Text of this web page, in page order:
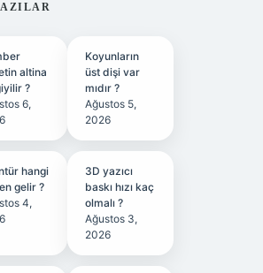
altina
?
6,
Koyunların
üst dişi var
mıdır ?
Ağustos 5,
2026
hangi
gelir ?
4,
3D yazıcı
baskı hızı kaç
olmalı ?
Ağustos 3,
2026